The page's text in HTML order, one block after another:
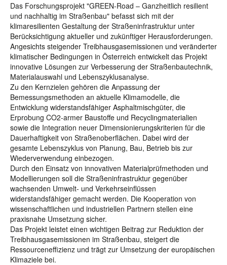
Das Forschungsprojekt "GREEN-Road – Ganzheitlich resilient
und nachhaltig im Straßenbau" befasst sich mit der
klimaresilienten Gestaltung der Straßeninfrastruktur unter
Berücksichtigung aktueller und zukünftiger Herausforderungen.
Angesichts steigender Treibhausgasemissionen und veränderter
klimatischer Bedingungen in Österreich entwickelt das Projekt
innovative Lösungen zur Verbesserung der Straßenbautechnik,
Materialauswahl und Lebenszyklusanalyse.
Zu den Kernzielen gehören die Anpassung der
Bemessungsmethoden an aktuelle Klimamodelle, die
Entwicklung widerstandsfähiger Asphaltmischgüter, die
Erprobung CO2-armer Baustoffe und Recyclingmaterialien
sowie die Integration neuer Dimensionierungskriterien für die
Dauerhaftigkeit von Straßenoberflächen. Dabei wird der
gesamte Lebenszyklus von Planung, Bau, Betrieb bis zur
Wiederverwendung einbezogen.
Durch den Einsatz von innovativen Materialprüfmethoden und
Modellierungen soll die Straßeninfrastruktur gegenüber
wachsenden Umwelt- und Verkehrseinflüssen
widerstandsfähiger gemacht werden. Die Kooperation von
wissenschaftlichen und industriellen Partnern stellen eine
praxisnahe Umsetzung sicher.
Das Projekt leistet einen wichtigen Beitrag zur Reduktion der
Treibhausgasemissionen im Straßenbau, steigert die
Ressourceneffizienz und trägt zur Umsetzung der europäischen
Klimaziele bei.